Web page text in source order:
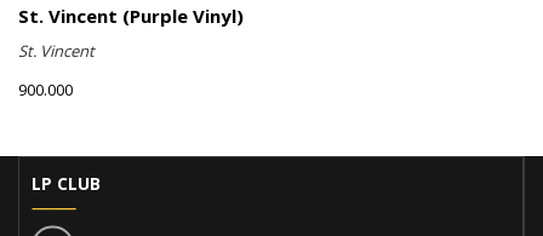
St. Vincent (Purple Vinyl)
St. Vincent
900.000
LP CLUB